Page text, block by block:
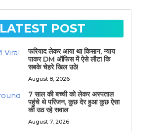
LATEST POST
फरियाद लेकर आया था किसान, न्याय
पाकर DM ऑफिस में ऐसे लौटा कि
सबके चेहरे खिल उठे!
August 8, 2026
7 साल की बच्ची को लेकर अस्पताल
पहुंचे थे परिजन, कुछ देर हुआ कुछ ऐसा
की उठ रहे सवाल
August 7, 2026